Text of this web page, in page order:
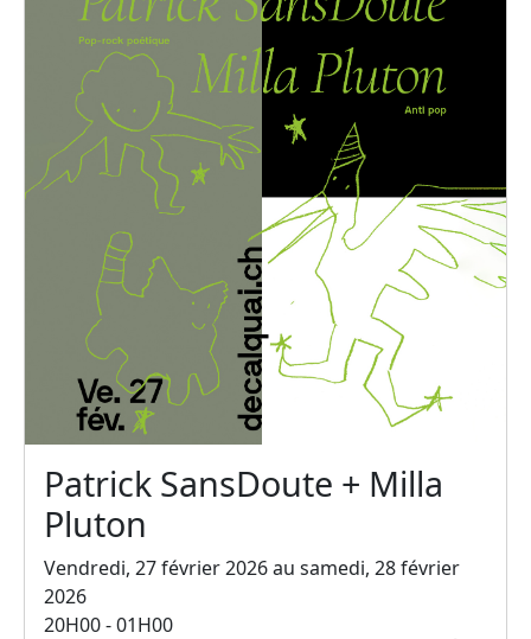
Patrick SansDoute + Milla
Pluton
Vendredi, 27 février 2026 au samedi, 28 février
2026
20H00 - 01H00